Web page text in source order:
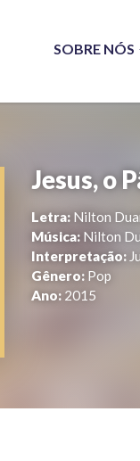
SOBRE NÓS
Jesus, o
Letra: Nilton
Música: Nilton
Interpretação:
Gênero: Pop
Ano: 2015